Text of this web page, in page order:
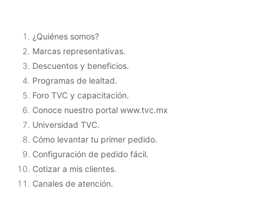
¿Quiénes somos?
Marcas representativas.
Descuentos y beneficios.
Programas de lealtad.
Foro TVC y capacitación.
Conoce nuestro portal www.tvc.mx
Universidad TVC.
Cómo levantar tu primer pedido.
Configuración de pedido fácil.
Cotizar a mis clientes.
Canales de atención.